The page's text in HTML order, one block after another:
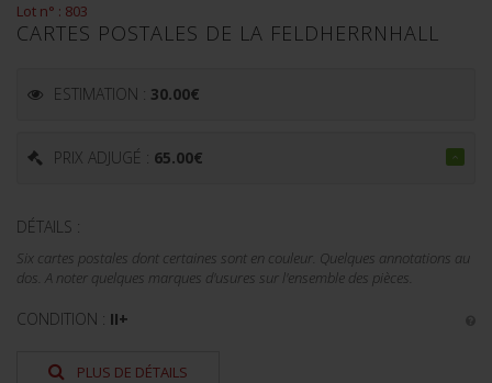
Lot n° : 803
CARTES POSTALES DE LA FELDHERRNHALL
ESTIMATION : 30.00€
PRIX ADJUGÉ : 65.00€
DÉTAILS :
Six cartes postales dont certaines sont en couleur. Quelques annotations au
dos. A noter quelques marques d'usures sur l'ensemble des pièces.
CONDITION : II+
PLUS DE DÉTAILS